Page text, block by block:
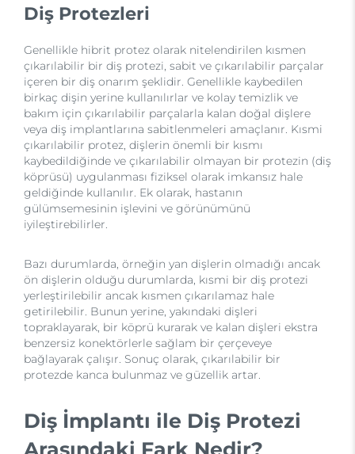
Diş Protezleri
Genellikle hibrit protez olarak nitelendirilen kısmen
çıkarılabilir bir diş protezi, sabit ve çıkarılabilir parçalar
içeren bir diş onarım şeklidir. Genellikle kaybedilen
birkaç dişin yerine kullanılırlar ve kolay temizlik ve
bakım için çıkarılabilir parçalarla kalan doğal dişlere
veya diş implantlarına sabitlenmeleri amaçlanır. Kısmi
çıkarılabilir protez, dişlerin önemli bir kısmı
kaybedildiğinde ve çıkarılabilir olmayan bir protezin (diş
köprüsü) uygulanması fiziksel olarak imkansız hale
geldiğinde kullanılır. Ek olarak, hastanın
gülümsemesinin işlevini ve görünümünü
iyileştirebilirler.
Bazı durumlarda, örneğin yan dişlerin olmadığı ancak
ön dişlerin olduğu durumlarda, kısmi bir diş protezi
yerleştirilebilir ancak kısmen çıkarılamaz hale
getirilebilir. Bunun yerine, yakındaki dişleri
topraklayarak, bir köprü kurarak ve kalan dişleri ekstra
benzersiz konektörlerle sağlam bir çerçeveye
bağlayarak çalışır. Sonuç olarak, çıkarılabilir bir
protezde kanca bulunmaz ve güzellik artar.
Diş İmplantı ile Diş Protezi
Arasındaki Fark Nedir?